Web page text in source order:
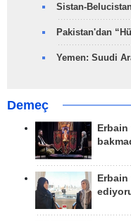
Sistan-
Pakistan'dan
Yemen: Suudi
Demeç
Erbain